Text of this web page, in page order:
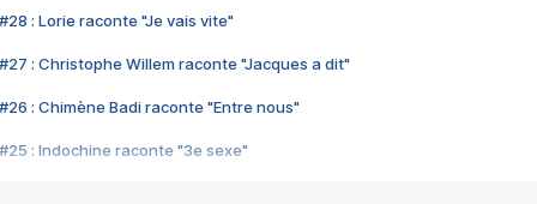
#28 : Lorie raconte "Je vais vite"
#27 : Christophe Willem raconte "Jacques a dit"
#26 : Chimène Badi raconte "Entre nous"
#25 : Indochine raconte "3e sexe"